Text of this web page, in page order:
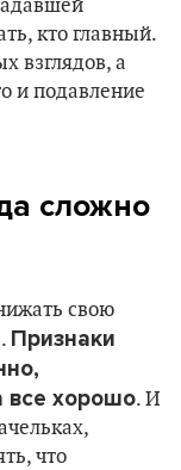
кто главный.
взглядов, а
и подавление
сложно
свою
Признаки
все хорошо. И
что